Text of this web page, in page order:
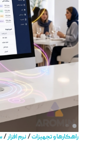
راهکارها و تجهیزات/نرم افزار/